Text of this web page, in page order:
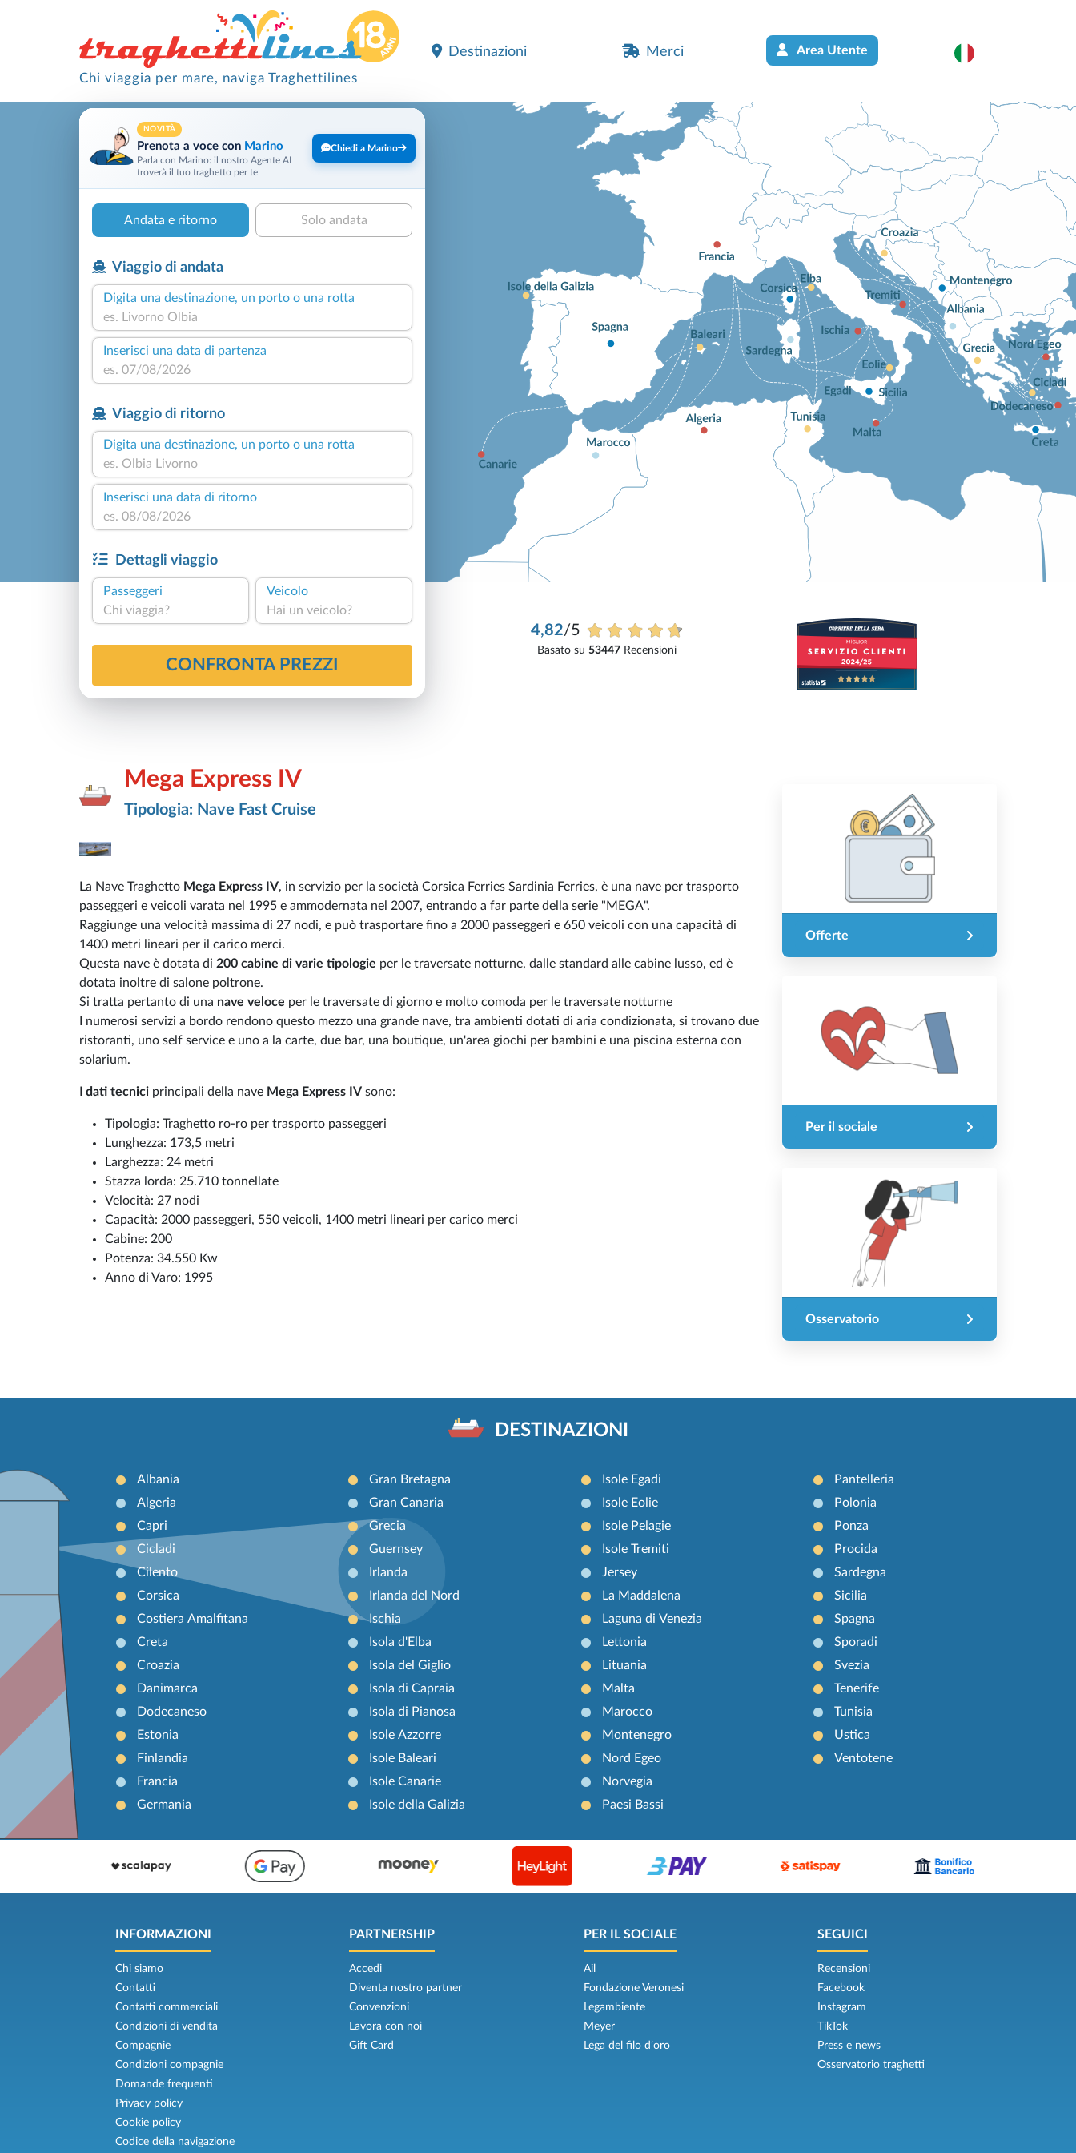
Chi viaggia per mare, naviga Traghettilines
Destinazioni Merci Area Utente
NOVITÀ
Prenota a voce con Marino
Parla con Marino: il nostro Agente AI
troverà il tuo traghetto per te
Chiedi a Marino
Andata e ritorno Solo andata
Viaggio di andata
Digita una destinazione, un porto o una rotta
Inserisci una data di partenza
Viaggio di ritorno
Digita una destinazione, un porto o una rotta
Inserisci una data di ritorno
Dettagli viaggio
Passeggeri
Chi viaggia?
Veicolo
Hai un veicolo?
CONFRONTA PREZZI
4,82/5
Basato su53447 Recensioni
Mega Express IV
Tipologia: Nave Fast Cruise
La Nave Traghetto Mega Express IV, in servizio per la società Corsica Ferries Sardinia Ferries, è una nave per trasporto
passeggeri e veicoli varata nel 1995 e ammodernata nel 2007, entrando a far parte della serie "MEGA".
Raggiunge una velocità massima di 27 nodi, e può trasportare fino a 2000 passeggeri e 650 veicoli con una capacità di
1400 metri lineari per il carico merci.
Questa nave è dotata di 200 cabine di varie tipologie per le traversate notturne, dalle standard alle cabine lusso, ed è
dotata inoltre di salone poltrone.
Si tratta pertanto di una nave veloce per le traversate di giorno e molto comoda per le traversate notturne
I numerosi servizi a bordo rendono questo mezzo una grande nave, tra ambienti dotati di aria condizionata, si trovano due
ristoranti, uno self service e uno a la carte, due bar, una boutique, un'area giochi per bambini e una piscina esterna con
solarium.
dati tecnici principali della nave Mega Express IV sono:
Tipologia: Traghetto ro-ro per trasporto passeggeri
Lunghezza: 173,5 metri
Larghezza: 24 metri
Stazza lorda: 25.710 tonnellate
Velocità: 27 nodi
Capacità: 2000 passeggeri, 550 veicoli, 1400 metri lineari per carico merci
Cabine: 200
Potenza: 34.550 Kw
Anno di Varo: 1995
Offerte
Per il sociale
Osservatorio
DESTINAZIONI
Albania
Algeria
Capri
Cicladi
Cilento
Corsica
Costiera Amalfitana
Creta
Croazia
Danimarca
Dodecaneso
Estonia
Finlandia
Francia
Germania
Gran Bretagna
Gran Canaria
Grecia
Guernsey
Irlanda
Irlanda del Nord
Ischia
Isola d'Elba
Isola del Giglio
Isola di Capraia
Isola di Pianosa
Isole Azzorre
Isole Baleari
Isole Canarie
Isole della Galizia
Isole Egadi
Isole Eolie
Isole Pelagie
Isole Tremiti
Jersey
La Maddalena
Laguna di Venezia
Lettonia
Lituania
Malta
Marocco
Montenegro
Nord Egeo
Norvegia
Paesi Bassi
Pantelleria
Polonia
Ponza
Procida
Sardegna
Sicilia
Spagna
Sporadi
Svezia
Tenerife
Tunisia
Ustica
Ventotene
INFORMAZIONI
Chi siamo
Contatti
Contatti commerciali
Condizioni di vendita
Compagnie
Condizioni compagnie
Domande frequenti
Privacy policy
Cookie policy
Codice della navigazione
PARTNERSHIP
Accedi
Diventa nostro partner
Convenzioni
Lavora con noi
Gift Card
PER IL SOCIALE
Ail
Fondazione Veronesi
Legambiente
Meyer
Lega del filo d’oro
SEGUICI
Recensioni
Facebook
Instagram
TikTok
Press e news
Osservatorio traghetti